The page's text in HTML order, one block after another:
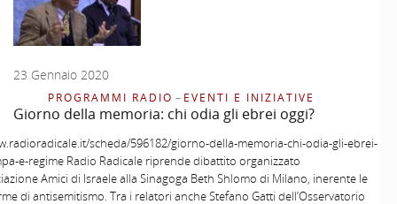
23 Gennaio 2020
PROGRAMMI RADIO – EVENTI E INIZIATIVE
Giorno della memoria: chi odia gli ebrei oggi?
scheda/596182/giorno-della-memoria-chi-odia-gli-ebrei-
e-regime Radio Radicale riprende dibattito organizzato
Amici di Israele alla Sinagoga Beth Shlomo di Milano, inerente le
di antisemitismo. Tra i relatori anche Stefano Gatti dell’Osservatorio